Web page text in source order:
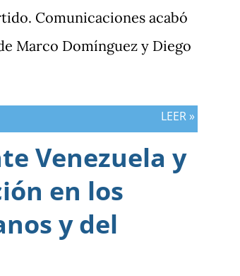
Comunicaciones acabó
Marco Domínguez y Diego
LEER »
Venezuela y
en los
y del